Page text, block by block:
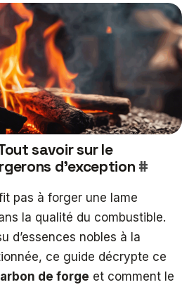
savoir sur le
d’exception #
pas à forger une lame
la qualité du combustible.
d’essences nobles à la
ce guide décrypte ce
de forge et comment le